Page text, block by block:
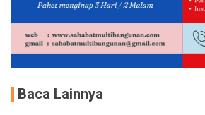
Baca Lainnya